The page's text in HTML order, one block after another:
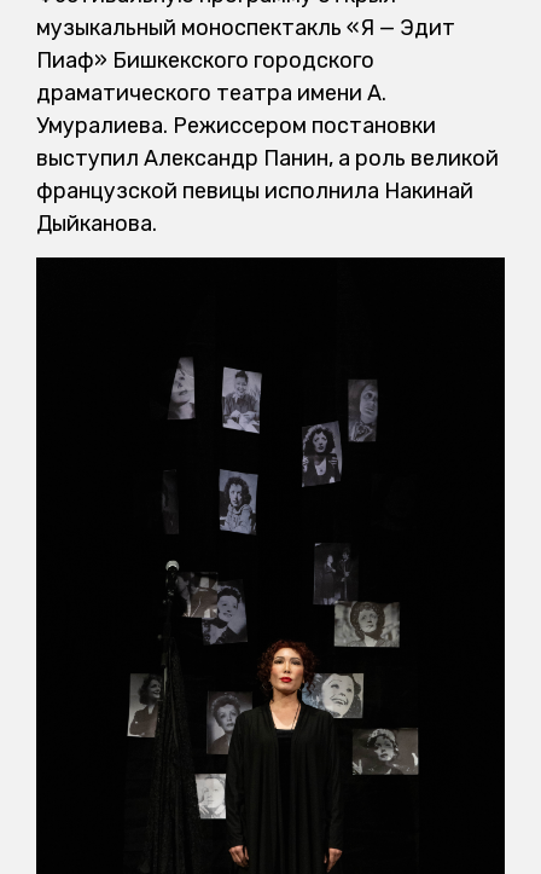
музыкальный моноспектакль «Я — Эдит
Пиаф» Бишкекского городского
драматического театра имени А.
Умуралиева. Режиссером постановки
выступил Александр Панин, а роль великой
французской певицы исполнила Накинай
Дыйканова.